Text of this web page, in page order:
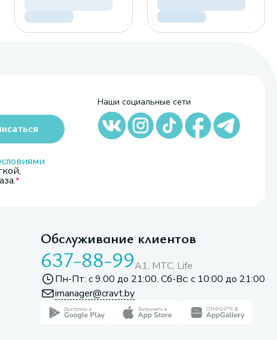
Наши социальные сети
Обслуживание клиентов
637-88-99A1, МТС, Life
Пн-Пт: с 9:00 до 21:00. Сб-Вс: с 10:00 до 21:00
imanager@cravt.by